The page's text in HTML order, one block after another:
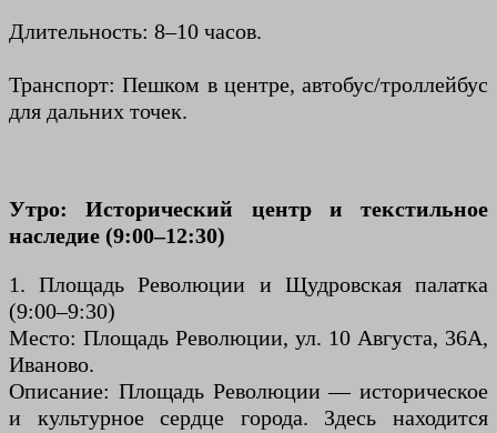
Длительность: 8–10 часов.
Транспорт: Пешком в центре, автобус/троллейбус
для дальних точек.
Утро: Исторический центр и текстильное
наследие (9:00–12:30)
1. Площадь Революции и Щудровская палатка
(9:00–9:30)
Место: Площадь Революции, ул. 10 Августа, 36А,
Иваново.
Описание: Площадь Революции — историческое
и культурное сердце города. Здесь находится